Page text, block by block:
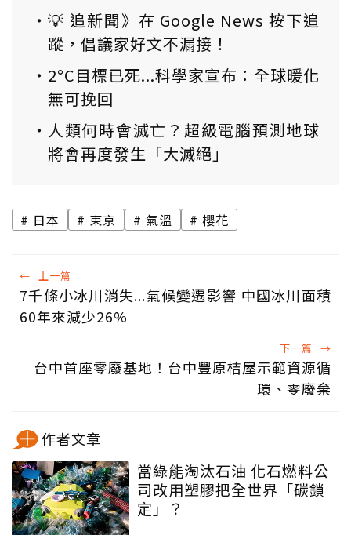
💡 追新聞》在 Google News 按下追
蹤，倡議家好文不漏接！
2°C目標已死...科學家宣布：全球暖化
無可挽回
人類何時會滅亡？超級電腦預測地球
將會再度發生「大滅絕」
日本 東京 氣溫 櫻花
← 上一篇
7千條小冰川消失...氣候變遷影響 中國冰川面積
60年來減少26%
下一篇 →
台中首座零廢基地！台中豐原桔屋示範資源循
環、零廢棄
作者文章
當綠能淘汰石油 化石燃料公
司改用塑膠把全世界「碳鎖
定」？